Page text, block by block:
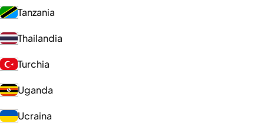
Tanzania
Thailandia
Turchia
Uganda
Ucraina